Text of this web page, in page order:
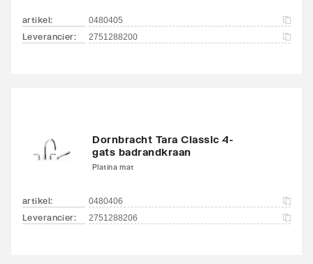
artikel: 0480405
Leverancier: 2751288200
Dornbracht Tara Classic 4-
gats badrandkraan
Platina mat
artikel: 0480406
Leverancier: 2751288206